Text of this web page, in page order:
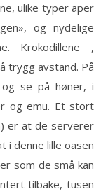
ulike typer aper
og nydelige
Krokodillene ,
trygg avstand. På
se på høner, i
og emu. Et stort
er at de serverer
i denne lille oasen
som de små kan
tilbake, tusen